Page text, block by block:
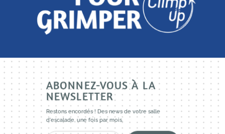
ABONNEZ-VOUS À LA
NEWSLETTER
Restons encordés ! Des news de votre salle
d'escalade, une fois par mois.